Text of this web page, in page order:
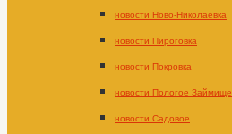
новости Ново-Николаевка
новости Пироговка
новости Покровка
новости Пологое Займище
новости Садовое